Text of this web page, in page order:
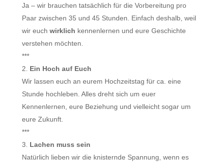
Ja – wir brauchen tatsächlich für die Vorbereitung pro
Paar zwischen 35 und 45 Stunden. Einfach deshalb, weil
wir euch wirklich kennenlernen und eure Geschichte
verstehen möchten.
***
Ein Hoch auf Euch
Wir lassen euch an eurem Hochzeitstag für ca. eine
Stunde hochleben. Alles dreht sich um euer
Kennenlernen, eure Beziehung und vielleicht sogar um
eure Zukunft.
***
Lachen muss sein
Natürlich lieben wir die knisternde Spannung, wenn es